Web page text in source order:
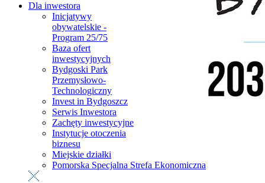
Dla inwestora
Inicjatywy
obywatelskie -
Program 25/75
Baza ofert
inwestycyjnych
Bydgoski Park
Przemysłowo-
Technologiczny
Invest in Bydgoszcz
Serwis Inwestora
Zachęty inwestycyjne
Instytucje otoczenia
biznesu
Miejskie działki
Pomorska Specjalna Strefa Ekonomiczna